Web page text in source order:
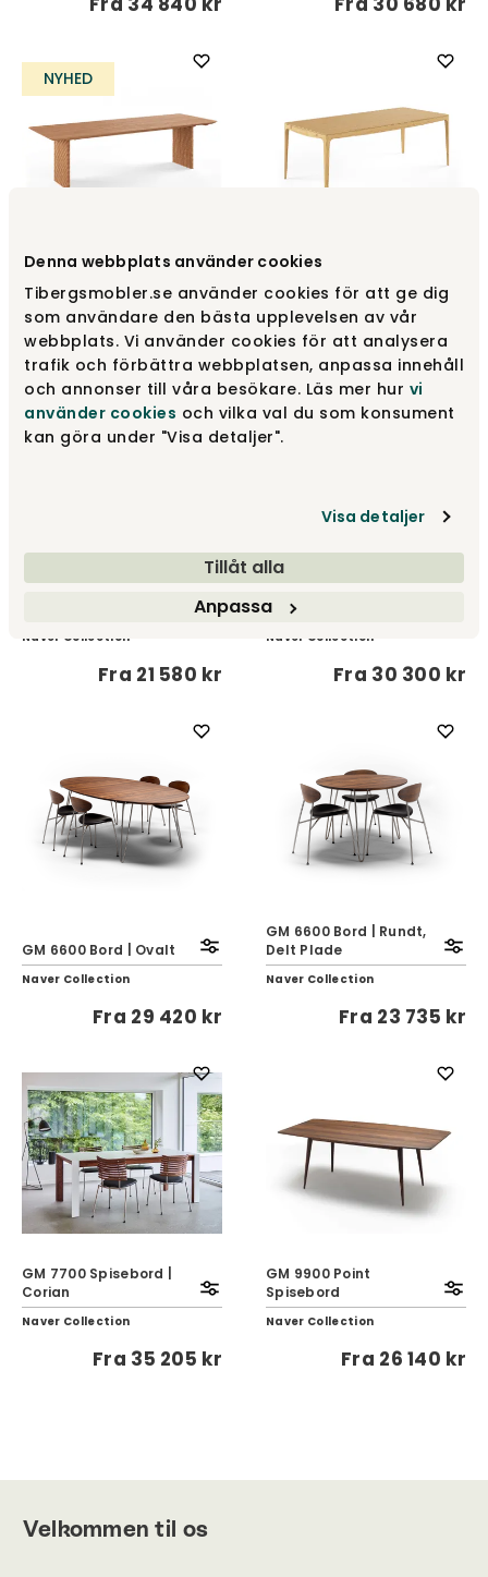
Denna webbplats använder cookies
Tibergsmobler.se använder cookies för att ge dig
som användare den bästa upplevelsen av vår
webbplats. Vi använder cookies för att analysera
trafik och förbättra webbplatsen, anpassa innehåll
och annonser till våra besökare. Läs mer hur vi
använder cookies och vilka val du som konsument
kan göra under "Visa detaljer".
Visa detaljer
Tillåt alla
Anpassa
NYHED
GM 3520 Quarter Bord
Naver Collection
Fra32 520 kr
GM 3700 Ro Bord
Naver Collection
Fra32 510 kr
GM 3900 Edge Bord
Naver Collection
Fra 21 580 kr
GM 3900 Edge Bord |
Ovalt
Naver Collection
Fra 30 300 kr
GM 6600 Bord | Ovalt
Naver Collection
Fra 29 420 kr
GM 6600 Bord | Rundt,
Delt Plade
Naver Collection
Fra 23 735 kr
GM 7700 Spisebord |
Corian
Naver Collection
Fra 35 205 kr
GM 9900 Point
Spisebord
Naver Collection
Fra 26 140 kr
Velkommen til os